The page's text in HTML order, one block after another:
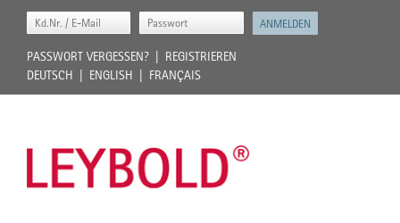
PASSWORT VERGESSEN?
REGISTRIEREN
DEUTSCH
ENGLISH FRANÇAIS